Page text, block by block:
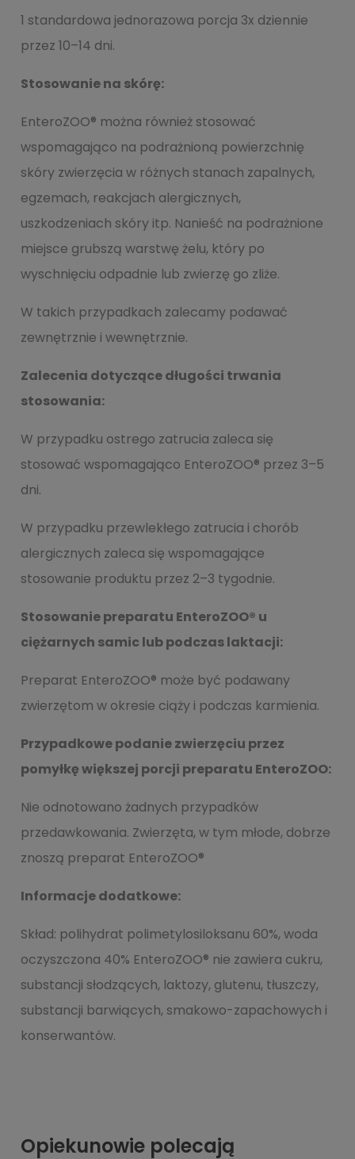
1 standardowa jednorazowa porcja 3x dziennie
przez 10–14 dni.
Stosowanie na skórę:
EnteroZOO® można również stosować
wspomagająco na podrażnioną powierzchnię
skóry zwierzęcia w różnych stanach zapalnych,
egzemach, reakcjach alergicznych,
uszkodzeniach skóry itp. Nanieść na podrażnione
miejsce grubszą warstwę żelu, który po
wyschnięciu odpadnie lub zwierzę go zliże.
W takich przypadkach zalecamy podawać
zewnętrznie i wewnętrznie.
Zalecenia dotyczące długości trwania
stosowania:
W przypadku ostrego zatrucia zaleca się
stosować wspomagająco EnteroZOO® przez 3–5
dni.
W przypadku przewlekłego zatrucia i chorób
alergicznych zaleca się wspomagające
stosowanie produktu przez 2–3 tygodnie.
Stosowanie preparatu EnteroZOO® u
ciężarnych samic lub podczas laktacji:
Preparat EnteroZOO® może być podawany
zwierzętom w okresie ciąży i podczas karmienia.
Przypadkowe podanie zwierzęciu przez
pomyłkę większej porcji preparatu EnteroZOO:
Nie odnotowano żadnych przypadków
przedawkowania. Zwierzęta, w tym młode, dobrze
znoszą preparat EnteroZOO®
Informacje dodatkowe:
Skład: polihydrat polimetylosiloksanu 60%, woda
oczyszczona 40% EnteroZOO® nie zawiera cukru,
substancji słodzących, laktozy, glutenu, tłuszczy,
substancji barwiących, smakowo-zapachowych i
konserwantów.
Opiekunowie polecają